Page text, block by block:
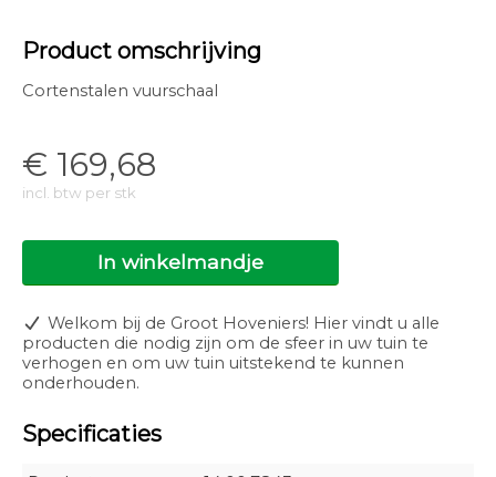
Product omschrijving
Cortenstalen vuurschaal
€ 169,68
incl. btw per stk
In winkelmandje
Welkom bij de Groot Hoveniers! Hier vindt u alle
producten die nodig zijn om de sfeer in uw tuin te
verhogen en om uw tuin uitstekend te kunnen
onderhouden.
Specificaties